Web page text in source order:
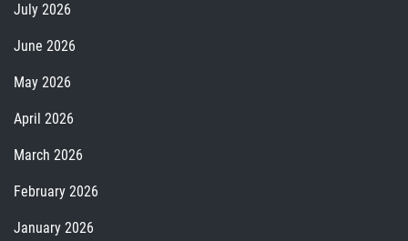
July 2026
June 2026
May 2026
April 2026
March 2026
February 2026
January 2026